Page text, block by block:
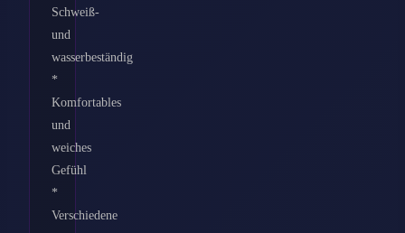
Schweiß-
und
wasserbeständig
*
Komfortables
und
weiches
Gefühl
*
Verschiedene